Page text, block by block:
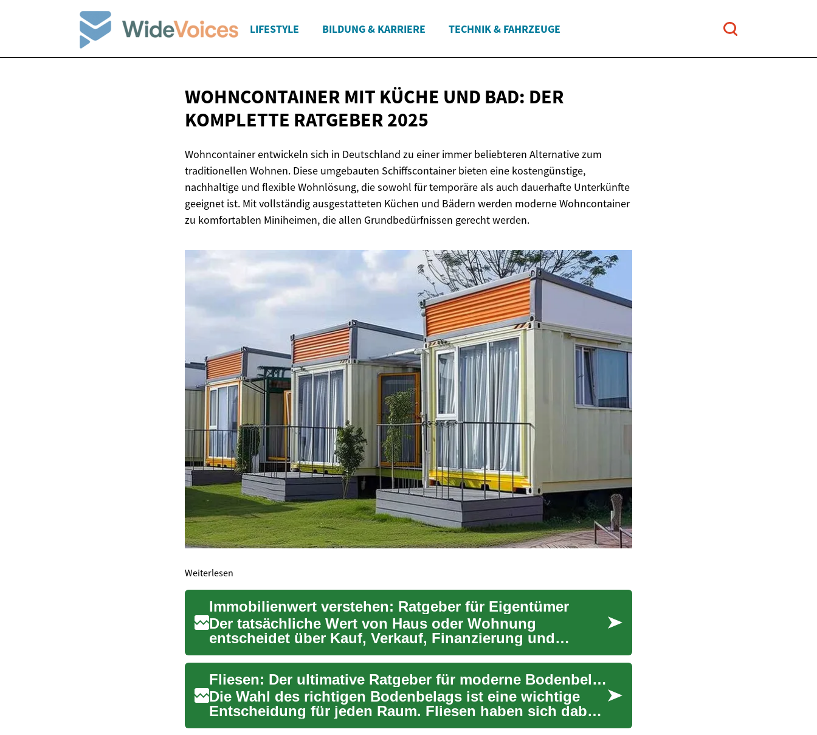
LIFESTYLE BILDUNG & KARRIERE TECHNIK & FAHRZEUGE
WOHNCONTAINER MIT KÜCHE UND BAD: DER
KOMPLETTE RATGEBER 2025
Wohncontainer entwickeln sich in Deutschland zu einer immer beliebteren Alternative zum
traditionellen Wohnen. Diese umgebauten Schiffscontainer bieten eine kostengünstige,
nachhaltige und flexible Wohnlösung, die sowohl für temporäre als auch dauerhafte Unterkünfte
geeignet ist. Mit vollständig ausgestatteten Küchen und Bädern werden moderne Wohncontainer
zu komfortablen Miniheimen, die allen Grundbedürfnissen gerecht werden.
Weiterlesen
Immobilienwert verstehen: Ratgeber für Eigentümer
Der tatsächliche Wert von Haus oder Wohnung
entscheidet über Kauf, Verkauf, Finanzierung und
Steuern. Dieser Ratgeber...
Fliesen: Der ultimative Ratgeber für moderne Bodenbeläge
Die Wahl des richtigen Bodenbelags ist eine wichtige
Entscheidung für jeden Raum. Fliesen haben sich dabei
als eine d...